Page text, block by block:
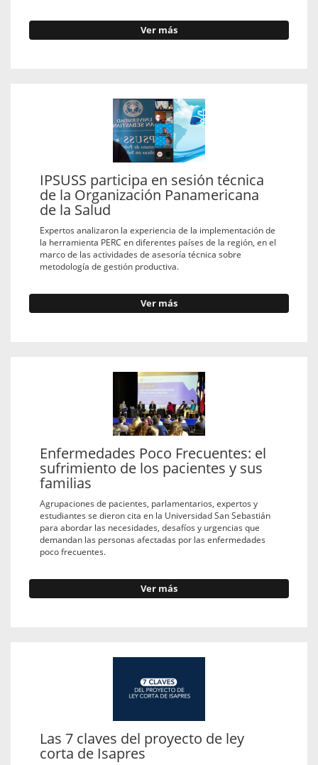
Ver más
IPSUSS participa en sesión técnica
de la Organización Panamericana
de la Salud
Expertos analizaron la experiencia de la implementación de
la herramienta PERC en diferentes países de la región, en el
marco de las actividades de asesoría técnica sobre
metodología de gestión productiva.
Ver más
Enfermedades Poco Frecuentes: el
sufrimiento de los pacientes y sus
familias
Agrupaciones de pacientes, parlamentarios, expertos y
estudiantes se dieron cita en la Universidad San Sebastián
para abordar las necesidades, desafíos y urgencias que
demandan las personas afectadas por las enfermedades
poco frecuentes.
Ver más
Las 7 claves del proyecto de ley
corta de Isapres